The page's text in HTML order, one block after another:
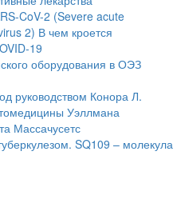
CoV-2 (Severe acute
2) В чем кроется
19
оборудования в ОЭЗ
руководством Конора Л.
Уэллмана
Массачусетс
SQ109 – молекула